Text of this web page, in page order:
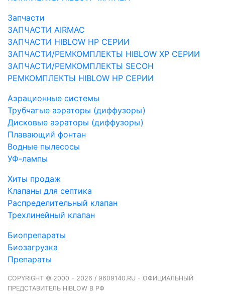
Запчасти
ЗАПЧАСТИ AIRMAC
ЗАПЧАСТИ HIBLOW HP СЕРИИ
ЗАПЧАСТИ/РЕМКОМПЛЕКТЫ HIBLOW XP СЕРИИ
ЗАПЧАСТИ/РЕМКОМПЛЕКТЫ SECOH
РЕМКОМПЛЕКТЫ HIBLOW HP СЕРИИ
Аэрационные системы
Трубчатые аэраторы (диффузоры)
Дисковые аэраторы (диффузоры)
Плавающий фонтан
Водные пылесосы
УФ-лампы
Хиты продаж
Клапаны для септика
Распределительный клапан
Трехлинейный клапан
Биопрепараты
Биозагрузка
Препараты
COPYRIGHT © 2000 - 2026 / 9609140.RU - ОФИЦИАЛЬНЫЙ
ПРЕДСТАВИТЕЛЬ HIBLOW В РФ